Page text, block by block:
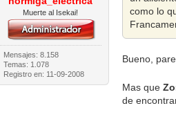
Muerte al Isekai!
Mensajes: 8.158
Temas: 1.078
Registro en: 11-09-2008
como lo
Bueno,
Mas que
de